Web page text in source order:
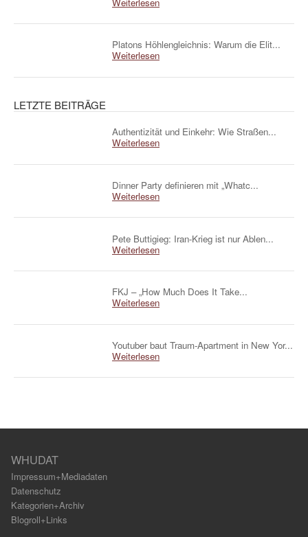
Platons Höhlengleichnis: Warum die Elit...
Weiterlesen
LETZTE BEITRÄGE
Authentizität und Einkehr: Wie Straßen...
Weiterlesen
Dinner Party definieren mit „Whatc...
Weiterlesen
Pete Buttigieg: Iran-Krieg ist nur Ablen...
Weiterlesen
FKJ – „How Much Does It Take...
Weiterlesen
Youtuber baut Traum-Apartment in New Yor...
Weiterlesen
WHUDAT
Impressum+Mediadaten
Datenschutz
Kategorien+Archiv
Blogroll+Links